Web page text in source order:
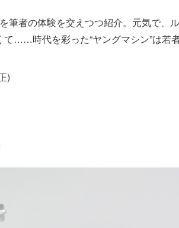
筆者の体験を交えつつ紹介。元気で、ル
て……時代を彩った“ヤングマシン”は若
)